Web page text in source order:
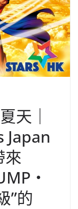
天｜
來
・
”的